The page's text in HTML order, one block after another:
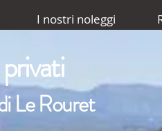
I nostri noleggi
Le Rouret